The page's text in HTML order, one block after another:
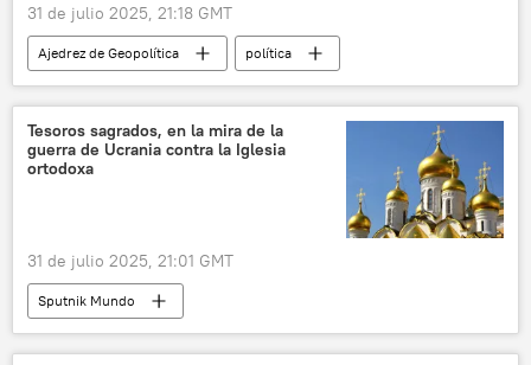
31 de julio 2025, 21:18 GMT
Ajedrez de Geopolítica
política
Dmitri Medvédev
EEUU
Moscú
Donald Trump
Comisión Europea
Tesoros sagrados, en la mira de la
guerra de Ucrania contra la Iglesia
ortodoxa
31 de julio 2025, 21:01 GMT
Sputnik Mundo